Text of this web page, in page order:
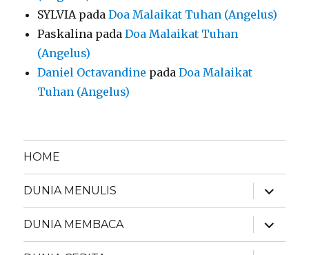
SYLVIA padaDoa Malaikat Tuhan (Angelus)
Paskalina padaDoa Malaikat Tuhan
(Angelus)
Daniel Octavandine padaDoa Malaikat
Tuhan (Angelus)
HOME
DUNIA MENULIS
expand
child
menu
DUNIA MEMBACA
expand
child
menu